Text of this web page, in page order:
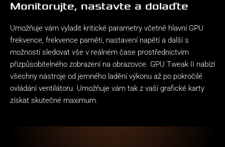
Monitorujte, nastavte a dolaďte
Umožňuje vám vyladit kritické parametry včetně hlavní GPU
frekvence, frekvence paměti, nastavení napětí a další s
možností sledovat vše v reálném čase prostřednictvím
přizpůsobitelného zobrazení na obrazovce. GPU Tweak II nabízí
všechny nástroje od jemného ladění výkonu až po pokročilé
ovládání ventilátoru. Umožňuje vám tak z vaší grafické karty
získat skutečné maximum.